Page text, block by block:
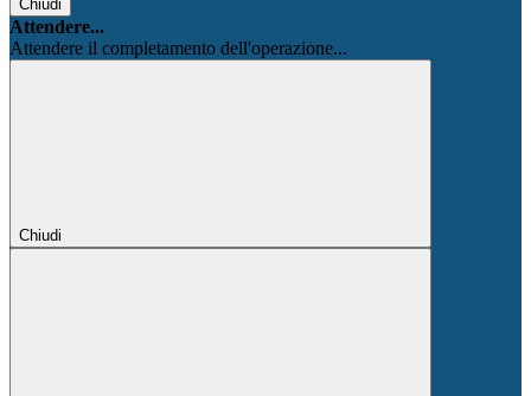
Chiudi
Attendere...
Attendere il completamento dell'operazione...
Chiudi